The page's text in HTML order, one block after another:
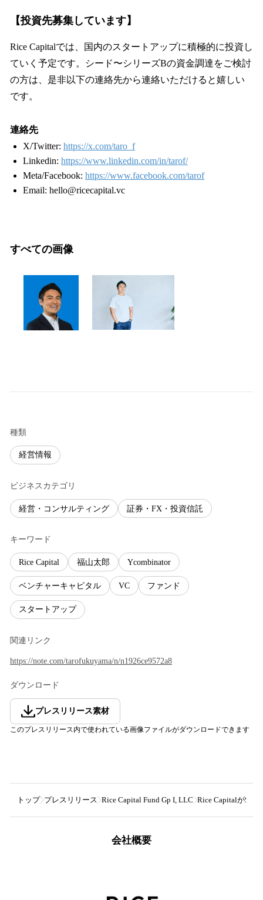
【投資先募集しています】
Rice Capitalでは、国内のスタートアップに積極的に投資し
ていく予定です。シード〜シリーズBの資金調達をご検討
の方は、是非以下の連絡先から連絡いただけると嬉しい
です。
連絡先
X/Twitter: https://x.com/taro_f
Linkedin: https://www.linkedin.com/in/tarof/
Meta/Facebook: https://www.facebook.com/tarof
Email: hello@ricecapital.vc
すべての画像
種類
経営情報
ビジネスカテゴリ
経営・コンサルティング 証券・FX・投資信託
キーワード
Rice Capital 福山太郎 Ycombinator
ベンチャーキャピタル VC ファンド
スタートアップ
関連リンク
https://note.com/tarofukuyama/n/n1926ce9572a8
ダウンロード
プレスリリース素材
このプレスリリース内で使われている画像ファイルがダウンロードできます
トップ プレスリリース Rice Capital Fund Gp I, LLC Rice Capitalが
会社概要